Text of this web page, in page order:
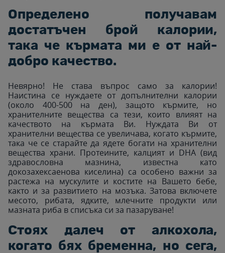
Определено получавам
достатъчен брой калории,
така че кърмата ми е от най-
добро качество.
Невярно! Не става въпрос само за калории!
Наистина се нуждаете от допълнителни калории
(около 400-500 на ден), защото кърмите, но
хранителните вещества са тези, които влияят на
качеството на кърмата Ви. Нуждата Ви от
хранителни вещества се увеличава, когато кърмите,
така че се старайте да ядете богати на хранителни
вещества храни. Протеините, калцият и DHA (вид
здравословна мазнина, известна като
докозахексаенова киселина) са особено важни за
растежа на мускулите и костите на Вашето бебе,
както и за развитието на мозъка. Затова включете
месото, рибата, ядките, млечните продукти или
мазната риба в списъка си за пазаруване!
Стоях далеч от алкохола,
когато бях бременна, но сега,